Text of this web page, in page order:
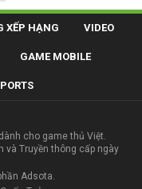
XẾP HẠNG VIDEO
GAME MOBILE
cho game thủ Việt.
và Truyền thông cấp ngày
Adsota.